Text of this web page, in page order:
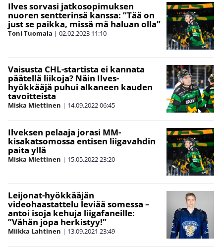
Ilves sorvasi jatkosopimuksen
nuoren sentterinsä kanssa: ”Tää on
just se paikka, missä mä haluan olla”
Toni Tuomala | 02.02.2023 11:10
Vaisusta CHL-startista ei kannata
päätellä liikoja? Näin Ilves-
hyökkääjä puhui alkaneen kauden
tavoitteista
Miska Miettinen | 14.09.202206:45
Ilveksen pelaaja jorasi MM-
kisakatsomossa entisen liigavahdin
paita yllä
Miska Miettinen | 15.05.202223:20
Leijonat-hyökkääjän
videohaastattelu leviää somessa –
antoi isoja kehuja liigafaneille:
”Vähän jopa herkistyy!”
Miikka Lahtinen | 13.09.2021 23:49